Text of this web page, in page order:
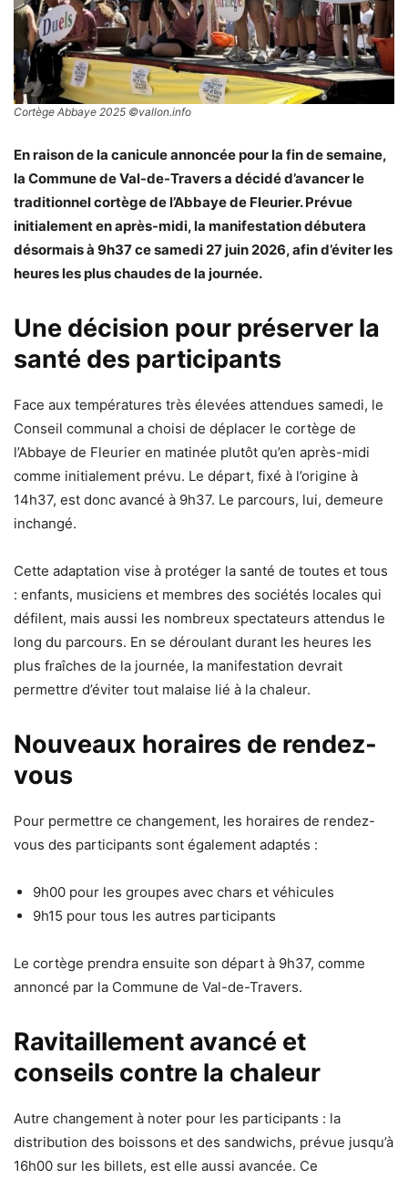
Cortège Abbaye 2025 ©vallon.info
En raison de la canicule annoncée pour la fin de semaine,
la Commune de Val-de-Travers a décidé d’avancer le
traditionnel cortège de l’Abbaye de Fleurier. Prévue
initialement en après-midi, la manifestation débutera
désormais à 9h37 ce samedi 27 juin 2026, afin d’éviter les
heures les plus chaudes de la journée.
Une décision pour préserver la
santé des participants
Face aux températures très élevées attendues samedi, le
Conseil communal a choisi de déplacer le cortège de
l’Abbaye de Fleurier en matinée plutôt qu’en après-midi
comme initialement prévu. Le départ, fixé à l’origine à
14h37, est donc avancé à 9h37. Le parcours, lui, demeure
inchangé.
Cette adaptation vise à protéger la santé de toutes et tous
: enfants, musiciens et membres des sociétés locales qui
défilent, mais aussi les nombreux spectateurs attendus le
long du parcours. En se déroulant durant les heures les
plus fraîches de la journée, la manifestation devrait
permettre d’éviter tout malaise lié à la chaleur.
Nouveaux horaires de rendez-
vous
Pour permettre ce changement, les horaires de rendez-
vous des participants sont également adaptés :
9h00 pour les groupes avec chars et véhicules
9h15 pour tous les autres participants
Le cortège prendra ensuite son départ à 9h37, comme
annoncé par la Commune de Val-de-Travers.
Ravitaillement avancé et
conseils contre la chaleur
Autre changement à noter pour les participants : la
distribution des boissons et des sandwichs, prévue jusqu’à
16h00 sur les billets, est elle aussi avancée. Ce